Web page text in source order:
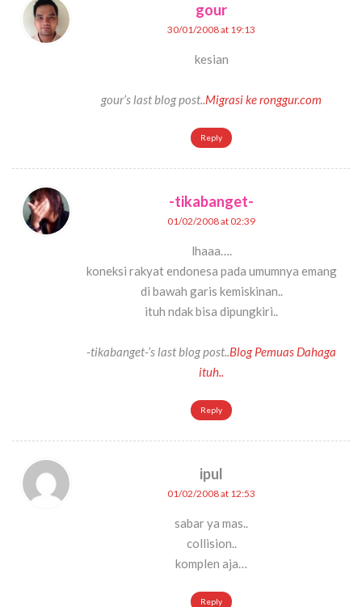
gour
30/01/2008 at 19:13
kesian
gour’s last blog post..Migrasi ke ronggur.com
Reply
-tikabanget-
01/02/2008 at 02:39
lhaaa….
koneksi rakyat endonesa pada umumnya emang
di bawah garis kemiskinan..
ituh ndak bisa dipungkiri..
-tikabanget-’s last blog post..Blog Pemuas Dahaga
ituh..
Reply
ipul
01/02/2008 at 12:53
sabar ya mas..
collision..
komplen aja…
Reply